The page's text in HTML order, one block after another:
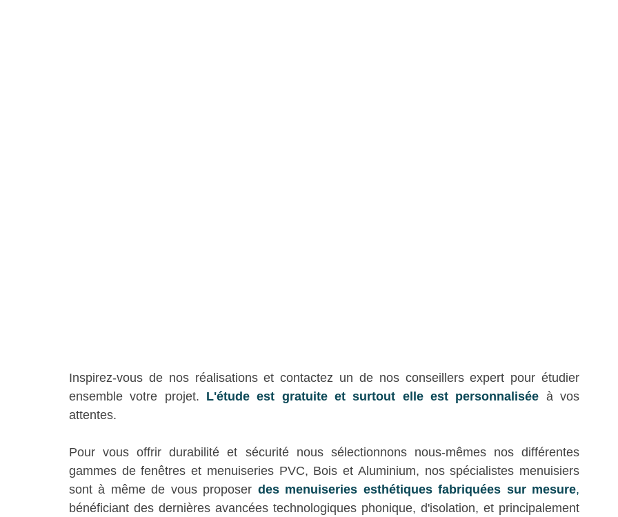
Inspirez-vous de nos réalisations et contactez un de nos conseillers expert pour étudier
ensemble votre projet. L'étude est gratuite et surtout elle est personnalisée à vos
attentes.
Pour vous offrir durabilité et sécurité nous sélectionnons nous-mêmes nos différentes
gammes de fenêtres et menuiseries PVC, Bois et Aluminium, nos spécialistes menuisiers
sont à même de vous proposer des menuiseries esthétiques fabriquées sur mesure,
bénéficiant des dernières avancées technologiques phonique, d'isolation, et principalement